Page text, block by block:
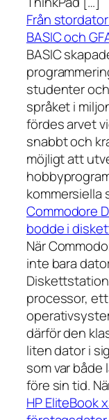
Från
BASIC och
BASIC
studenter
språket i
fördes arvet
snabbt och
möjligt att
kommersiella
Commodore
bodde i
När
inte bara
processor,
därför den
liten dator i
som var både
före sin tid.
HP EliteBook